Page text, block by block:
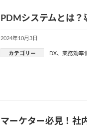
PDMシステムとは
2024年10月3日
カテゴリー DX、 業務効率
マーケター必見！社